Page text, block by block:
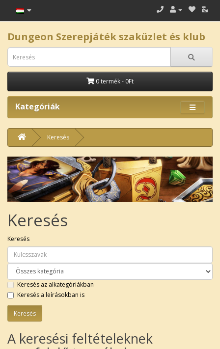
Dungeon Szerepjáték szaküzlet és klub
0 termék - 0Ft
Kategóriák
Keresés
Keresés
Keresés
Keresés az alkategóriákban
Keresés a leírásokban is
A keresési feltételeknek